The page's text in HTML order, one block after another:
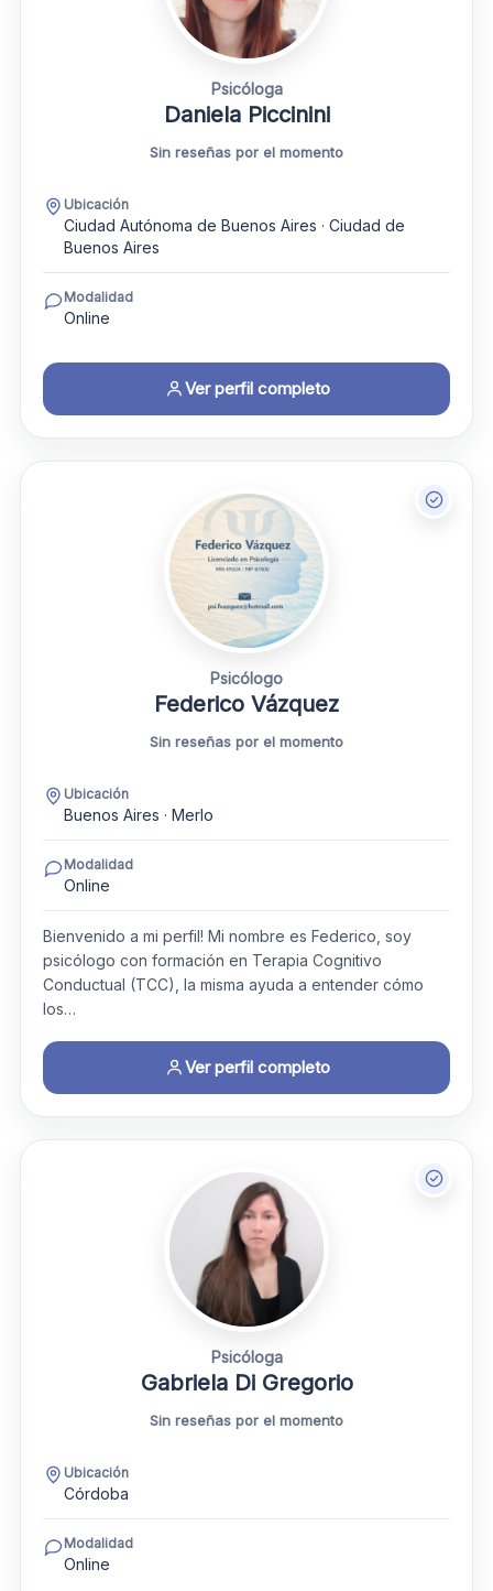
Psicóloga
Daniela Piccinini
Sin reseñas por el momento
Ubicación
Ciudad Autónoma de Buenos Aires · Ciudad de
Buenos Aires
Modalidad
Online
Ver perfil completo
Psicólogo
Federico Vázquez
Sin reseñas por el momento
Ubicación
Buenos Aires · Merlo
Modalidad
Online
Bienvenido a mi perfil! Mi nombre es Federico, soy
psicólogo con formación en Terapia Cognitivo
Conductual (TCC), la misma ayuda a entender cómo
los…
Ver perfil completo
Psicóloga
Gabriela Di Gregorio
Sin reseñas por el momento
Ubicación
Córdoba
Modalidad
Online